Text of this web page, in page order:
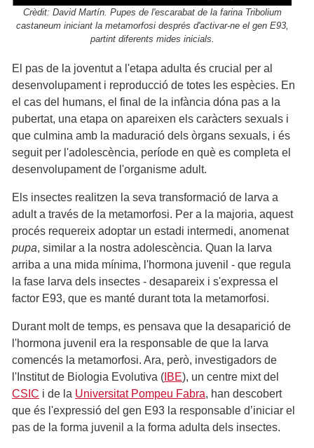
Crèdit: David Martín. Pupes de l'escarabat de la farina Tribolium
castaneum iniciant la metamorfosi després d'activar-ne el gen E93,
partint diferents mides inicials.
El pas de la joventut a l'etapa adulta és crucial per al
desenvolupament i reproducció de totes les espècies. En
el cas del humans, el final de la infància dóna pas a la
pubertat, una etapa on apareixen els caràcters sexuals i
que culmina amb la maduració dels òrgans sexuals, i és
seguit per l'adolescència, període en què es completa el
desenvolupament de l'organisme adult.
Els insectes realitzen la seva transformació de larva a
adult a través de la metamorfosi. Per a la majoria, aquest
procés requereix adoptar un estadi intermedi, anomenat
pupa, similar a la nostra adolescència. Quan la larva
arriba a una mida mínima, l'hormona juvenil - que regula
la fase larva dels insectes - desapareix i s'expressa el
factor E93, que es manté durant tota la metamorfosi.
Durant molt de temps, es pensava que la desaparició de
l'hormona juvenil era la responsable de que la larva
comencés la metamorfosi. Ara, però, investigadors de
l'Institut de Biologia Evolutiva ( IBE), un centre mixt del
CSIC i de la Universitat Pompeu Fabra, han descobert
que és l'expressió del gen E93 la responsable d’iniciar el
pas de la forma juvenil a la forma adulta dels insectes.